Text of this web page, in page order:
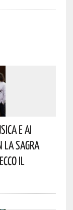
E Ai
La Sagra
Il